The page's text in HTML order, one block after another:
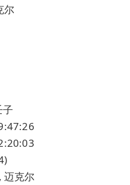
尔
子
迈克尔